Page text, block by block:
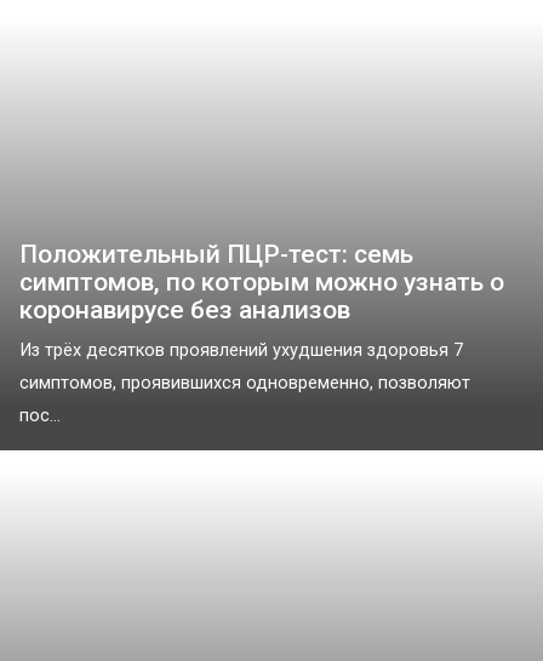
Положительный ПЦР-тест: семь
симптомов, по которым можно узнать о
коронавирусе без анализов
Из трёх десятков проявлений ухудшения здоровья 7
симптомов, проявившихся одновременно, позволяют
пос...